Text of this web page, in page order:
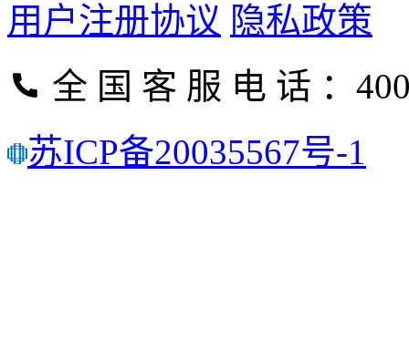
用户注册协议 隐私政策
全 国 客 服 电 话 ：
苏ICP备20035567号-1